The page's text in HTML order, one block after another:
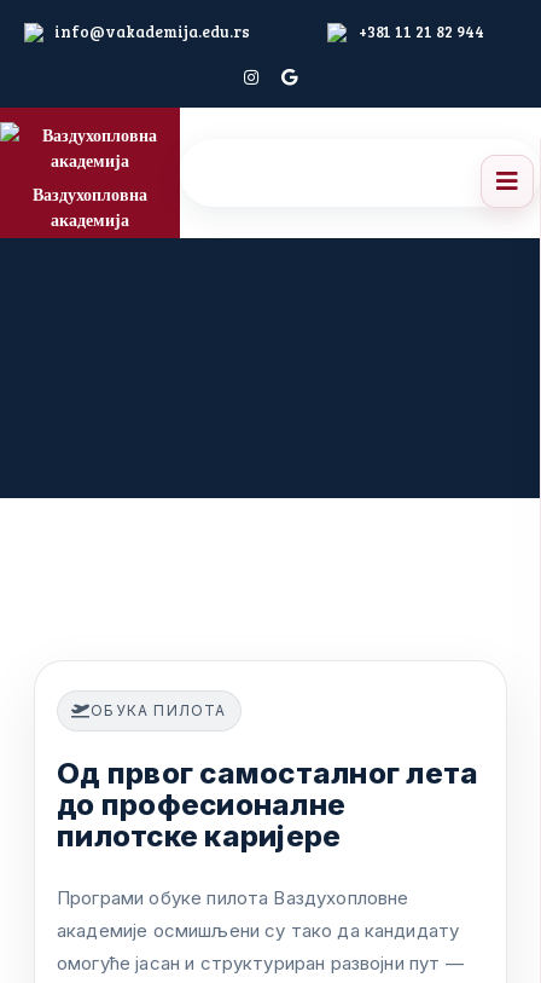
info@vakademija.edu.rs +381 11 21 82 944
Ваздухопловна
академија
ОБУКА ПИЛОТА
Од првог самосталноглета
до професионалне
пилотске каријере
Програми обуке пилота Ваздухопловне
академије осмишљени су тако да кандидату
омогуће јасан и структуриран развојни пут —